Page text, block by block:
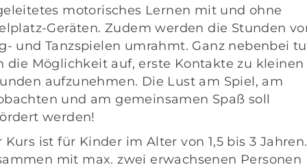
motorisches Lernen mit und ohne
Geräten. Zudem werden die Stunden
und Tanzspielen umrahmt. Ganz nebenbei
die Möglichkeit auf, erste Kontakte zu kleinen
aufzunehmen. Die Lust am Spiel, am
und am gemeinsamen Spaß soll
werden!
Kurs ist für Kinder im Alter von 1,5 bis 3 Jahren.
mit max. zwei erwachsenen Personen